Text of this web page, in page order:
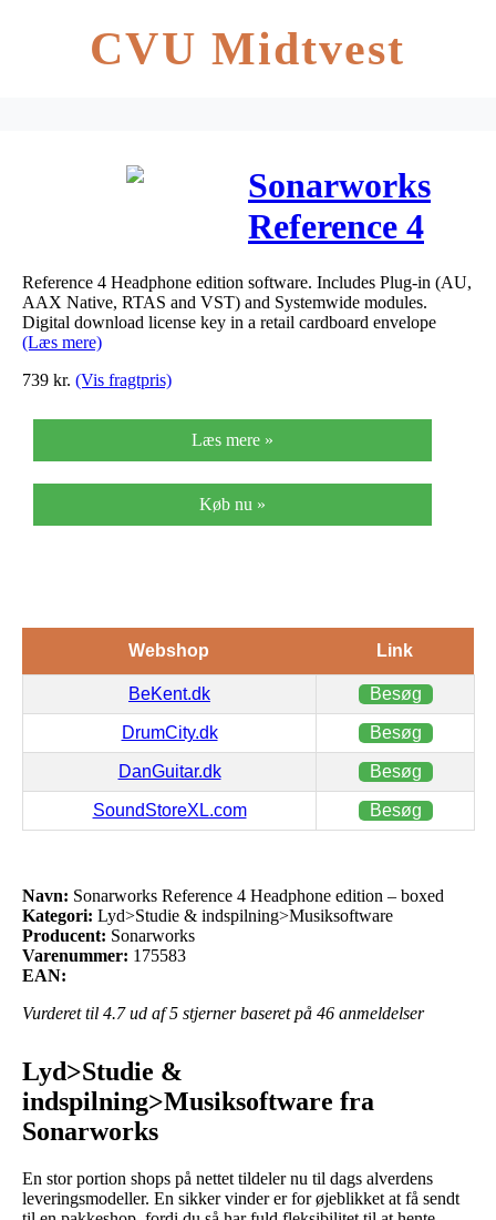
CVU Midtvest
Sonarworks
Reference 4
Headphone
edition –
Reference 4 Headphone edition software. Includes Plug-in (AU,
AAX Native, RTAS and VST) and Systemwide modules.
Digital download license key in a retail cardboard envelope
(Læs mere)
739 kr. (Vis fragtpris)
Læs mere »
Køb nu »
Webshop Link
BeKent.dk Besøg
DrumCity.dk Besøg
DanGuitar.dk Besøg
SoundStoreXL.com Besøg
Navn: Sonarworks Reference 4 Headphone edition – boxed
Kategori: Lyd>Studie & indspilning>Musiksoftware
Producent: Sonarworks
Varenummer: 175583
EAN:
Vurderet til 4.7ud af 5 stjerner baseret på 46 anmeldelser
Lyd>Studie &
indspilning>Musiksoftware fra
Sonarworks
En stor portion shops på nettet tildeler nu til dags alverdens
leveringsmodeller. En sikker vinder er for øjeblikket at få sendt